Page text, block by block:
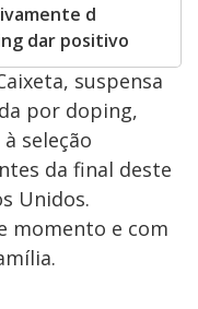
d
dar positivo
suspensa
por doping,
seleção
da final deste
Unidos.
momento e com